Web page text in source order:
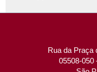
Rua da Praça
05508-050